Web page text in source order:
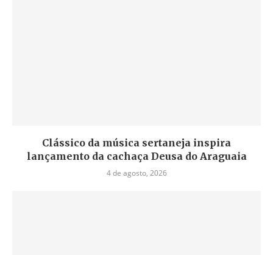
Clássico da música sertaneja inspira
lançamento da cachaça Deusa do Araguaia
4 de agosto, 2026